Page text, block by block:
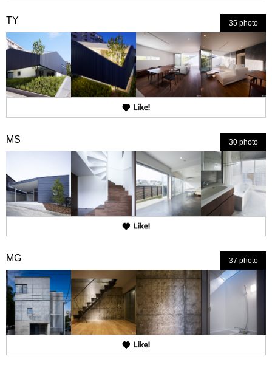
TY 35 photo
MS 30 photo
MG 37 photo